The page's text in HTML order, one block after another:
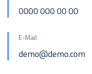
0000 000 00 00
E-Mail
demo@demo.com